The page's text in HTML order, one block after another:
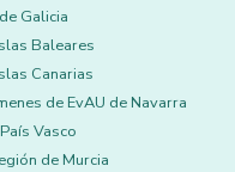
Galicia
Baleares
Canarias
de EvAU de Navarra
Vasco
de Murcia